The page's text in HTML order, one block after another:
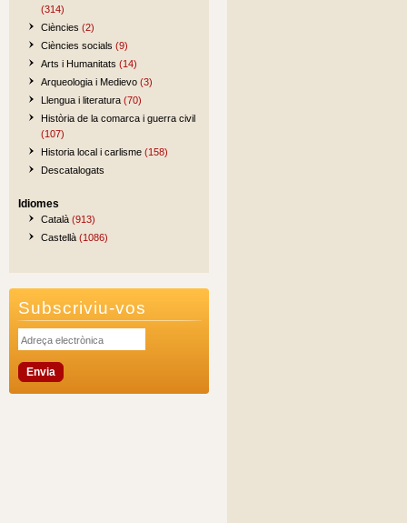
(314)
Ciències (2)
Ciències socials (9)
Arts i Humanitats (14)
Arqueologia i Medievo (3)
Llengua i literatura (70)
Història de la comarca i guerra civil
(107)
Historia local i carlisme (158)
Descatalogats
Idiomes
Català (913)
Castellà (1086)
Subscriviu-vos